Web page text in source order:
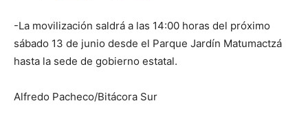
-La movilización saldrá a las 14:00 horas del próximo
sábado 13 de junio desde el Parque Jardín Matumactzá
hasta la sede de gobierno estatal.
Alfredo Pacheco/Bitácora Sur